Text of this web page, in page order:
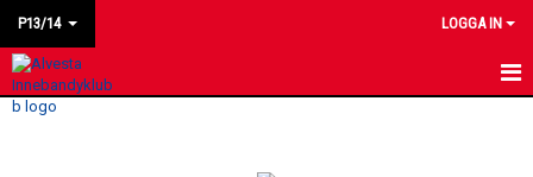
P13/14 LOGGA IN
HEM